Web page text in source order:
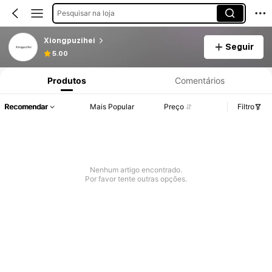
Pesquisar na loja
Xiongpuzihei
5.00
Seguir
Produtos Comentários
Recomendar Mais Popular Preço Filtro
Nenhum artigo encontrado.
Por favor tente outras opções.